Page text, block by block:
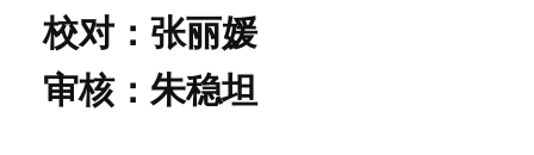
校对：张丽媛
审核：朱稳坦